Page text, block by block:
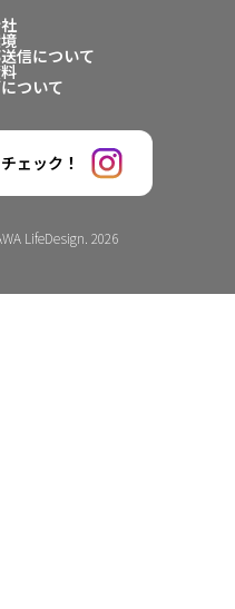
信について
ついて
ェック！
LifeDesign. 2026